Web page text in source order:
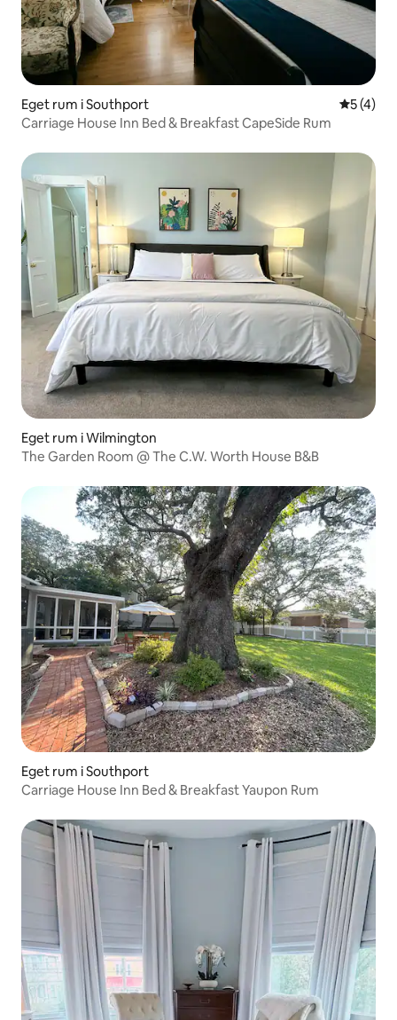
Eget rum i Southport 5 av 5 i
5 (4)
Carriage House Inn Bed & Breakfast CapeSide Rum
Eget rum i Wilmington
The Garden Room @ The C.W. Worth House B&B
Eget rum i Southport
Carriage House Inn Bed & Breakfast Yaupon Rum